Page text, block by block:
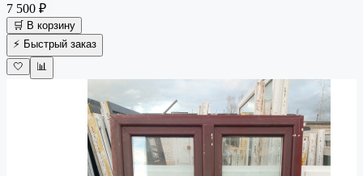
7 500 ₽
🛒 В корзину
⚡ Быстрый заказ
🤍
📊